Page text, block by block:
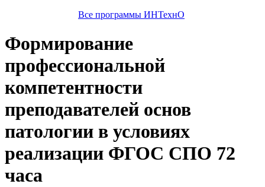
Все программы ИНТехнО
Формирование
профессиональной
компетентности
преподавателей основ
патологии в условиях
реализации ФГОС СПО 72
часа